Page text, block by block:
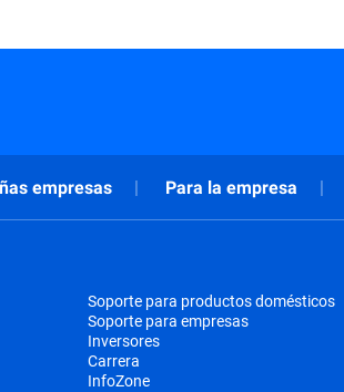
empresas Para la empresa
Soporte para productos domésticos
Soporte para empresas
Inversores
Carrera
InfoZone